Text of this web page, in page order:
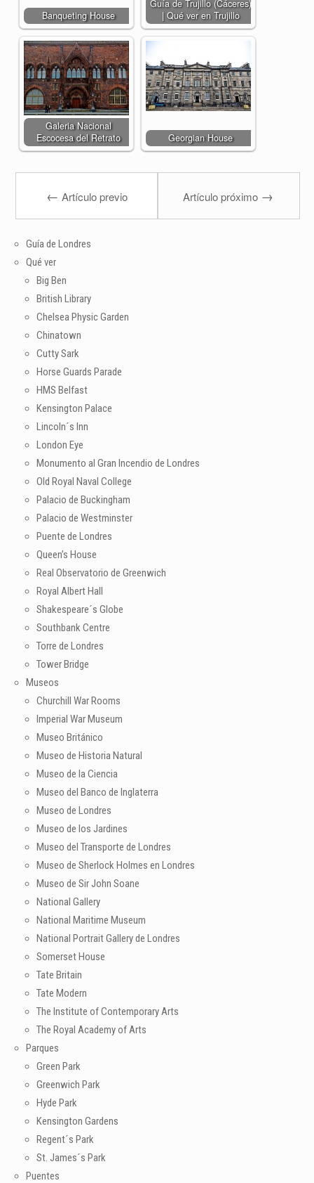
Banqueting House
Guía de Trujillo (Cáceres)
| Qué ver en Trujillo
Galeria Nacional
Escocesa del Retrato
Georgian House
← Artículo previo Artículo próximo →
Guía de Londres
Qué ver
Big Ben
British Library
Chelsea Physic Garden
Chinatown
Cutty Sark
Horse Guards Parade
HMS Belfast
Kensington Palace
Lincoln´s Inn
London Eye
Monumento al Gran Incendio de Londres
Old Royal Naval College
Palacio de Buckingham
Palacio de Westminster
Puente de Londres
Queen’s House
Real Observatorio de Greenwich
Royal Albert Hall
Shakespeare´s Globe
Southbank Centre
Torre de Londres
Tower Bridge
Museos
Churchill War Rooms
Imperial War Museum
Museo Británico
Museo de Historia Natural
Museo de la Ciencia
Museo del Banco de Inglaterra
Museo de Londres
Museo de los Jardines
Museo del Transporte de Londres
Museo de Sherlock Holmes en Londres
Museo de Sir John Soane
National Gallery
National Maritime Museum
National Portrait Gallery de Londres
Somerset House
Tate Britain
Tate Modern
The Institute of Contemporary Arts
The Royal Academy of Arts
Parques
Green Park
Greenwich Park
Hyde Park
Kensington Gardens
Regent´s Park
St. James´s Park
Puentes